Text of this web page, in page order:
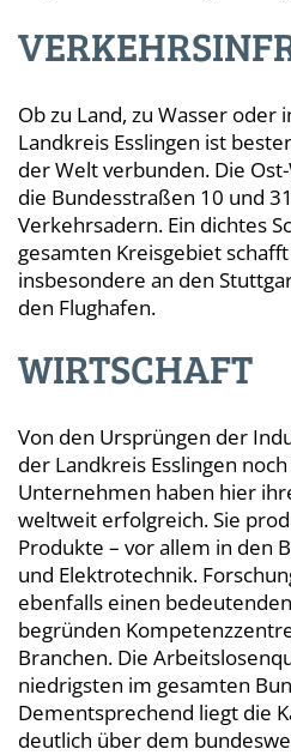
Ob zu Land, zu Wasser oder
Landkreis Esslingen ist
der Welt verbunden. Die
die Bundesstraßen 10 und
Verkehrsadern. Ein dichtes
gesamten Kreisgebiet
insbesondere an den
den Flughafen.
WIRTSCHAFT
Von den Ursprüngen der
der Landkreis Esslingen
Unternehmen haben hier
weltweit erfolgreich. Sie
Produkte – vor allem in den
und Elektrotechnik.
ebenfalls einen
begründen
Branchen. Die
niedrigsten im gesamten
Dementsprechend liegt die
deutlich über dem